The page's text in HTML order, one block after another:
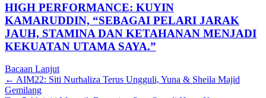
HIGH PERFORMANCE: KUYIN
KAMARUDDIN, “SEBAGAI PELARI JARAK
JAUH, STAMINA DAN KETAHANAN MENJADI
KEKUATAN UTAMA SAYA.”
Bacaan Lanjut
Posts
← AIM22: Siti Nurhaliza Terus Ungguli, Yuna & Sheila Majid
Gemilang